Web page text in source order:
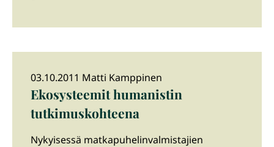
03.10.2011 Matti Kamppinen
Ekosysteemit humanistin
tutkimuskohteena
Nykyisessä matkapuhelinvalmistajien